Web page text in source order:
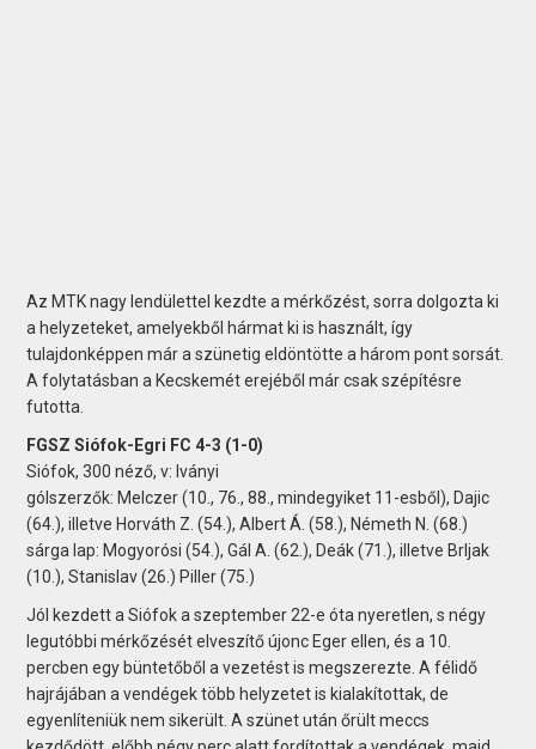
Az MTK nagy lendülettel kezdte a mérkőzést, sorra dolgozta ki
a helyzeteket, amelyekből hármat ki is használt, így
tulajdonképpen már a szünetig eldöntötte a három pont sorsát.
A folytatásban a Kecskemét erejéből már csak szépítésre
futotta.
FGSZ Siófok-Egri FC 4-3 (1-0)
Siófok, 300 néző, v: Iványi
gólszerzők: Melczer (10., 76., 88., mindegyiket 11-esből), Dajic
(64.), illetve Horváth Z. (54.), Albert Á. (58.), Németh N. (68.)
sárga lap: Mogyorósi (54.), Gál A. (62.), Deák (71.), illetve Brljak
(10.), Stanislav (26.) Piller (75.)
Jól kezdett a Siófok a szeptember 22-e óta nyeretlen, s négy
legutóbbi mérkőzését elveszítő újonc Eger ellen, és a 10.
percben egy büntetőből a vezetést is megszerezte. A félidő
hajrájában a vendégek több helyzetet is kialakítottak, de
egyenlíteniük nem sikerült. A szünet után őrült meccs